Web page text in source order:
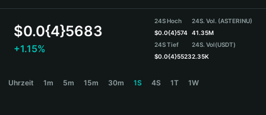
हिन्दी
Español
Português (Brasil)
$0.0{4}5683
+1.15%
24S Hoch
$0.0{4}574
24S Tief
$0.0{4}5523
24S. Vol. (ASTERINU)
41.35M
24S. Vol(USDT)
2.35K
Uhrzeit 1m 5m 15m 30m 1S 4S 1T 1W